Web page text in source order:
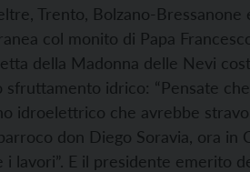
Trento, Bolzano-Bressanone
col monito di Papa
della Madonna delle Nevi
sfruttamento idrico: “Pensate
idroelettrico che avrebbe
don Diego Soravia, ora in
lavori”. E il presidente emerito